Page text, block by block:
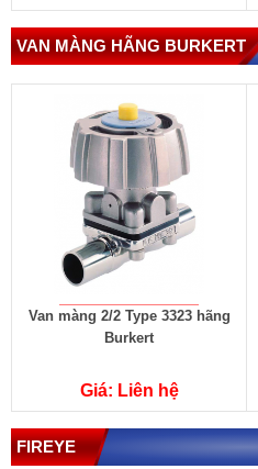
VAN MÀNG HÃNG BURKERT
Van màng 2/2 Type 3323 hãng
Burkert
Giá: Liên hệ
FIREYE